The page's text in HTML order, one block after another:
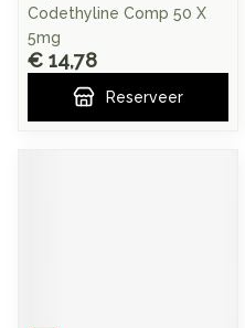
Codethyline Comp 50 X
5mg
€ 14,78
Reserveer